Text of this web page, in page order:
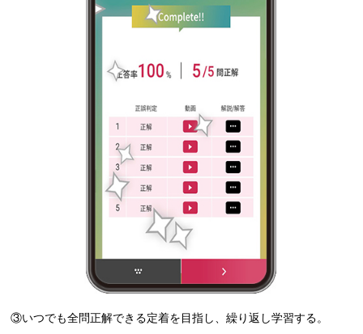
③いつでも全問正解できる定着を目指し、繰り返し学習する。